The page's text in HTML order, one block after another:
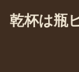
乾杯は瓶